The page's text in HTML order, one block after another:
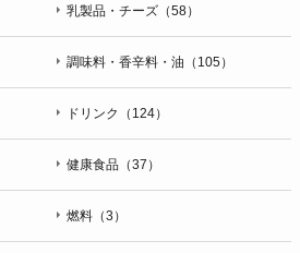
乳製品・チーズ（58）
調味料・香辛料・油（105）
ドリンク（124）
健康食品（37）
燃料（3）